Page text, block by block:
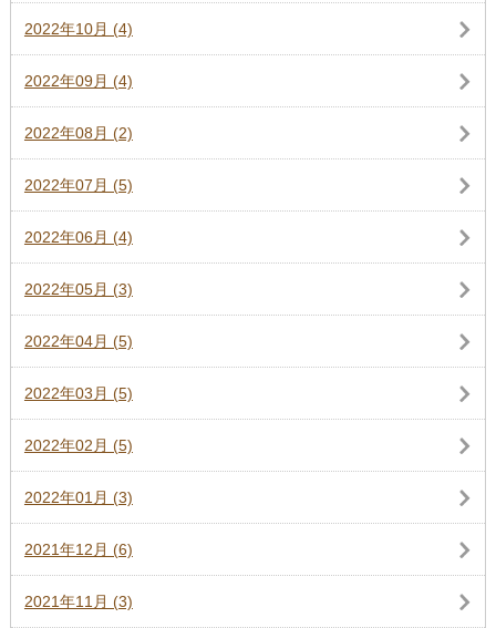
2022年10月 (4)
2022年09月 (4)
2022年08月 (2)
2022年07月 (5)
2022年06月 (4)
2022年05月 (3)
2022年04月 (5)
2022年03月 (5)
2022年02月 (5)
2022年01月 (3)
2021年12月 (6)
2021年11月 (3)